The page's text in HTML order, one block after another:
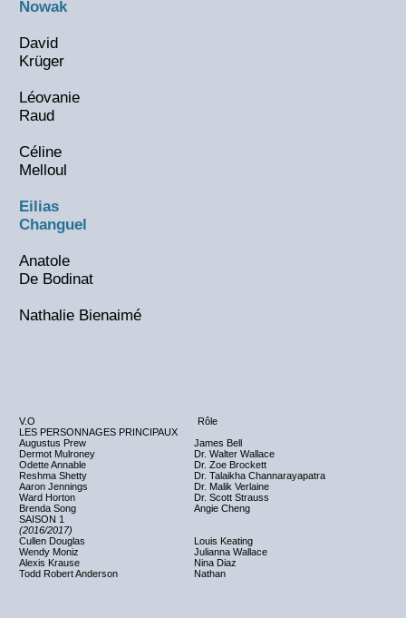
Nowak
David
Krüger
Léovanie
Raud
Céline
Melloul
Eilias
Changuel
Anatole
De Bodinat
Nathalie Bienaimé
V.O
Rôle
LES PERSONNAGES PRINCIPAUX
Augustus Prew
James Bell
Dermot Mulroney
Dr. Walter Wallace
Odette Annable
Dr. Zoe Brockett
Reshma Shetty
Dr. Talaikha Channarayapatra
Aaron Jennings
Dr. Malik Verlaine
Ward Horton
Dr. Scott Strauss
Brenda Song
Angie Cheng
SAISON 1
(2016/2017)
Cullen Douglas
Louis Keating
Wendy Moniz
Julianna Wallace
Alexis Krause
Nina Diaz
Todd Robert Anderson
Nathan